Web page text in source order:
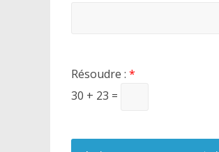
Résoudre : *
30 + 23 =